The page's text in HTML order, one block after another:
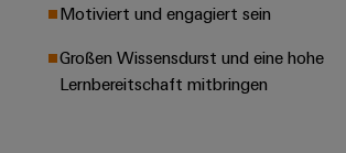
&
Sicherer
Betrieb
Automation
Industrial
IoT
Systeme
Industrial
PSIRT
Solution
finden
Stellenbörse
Motiviert und engagiert sein
Großen Wissensdurst und eine hohe
Lernbereitschaft mitbringen